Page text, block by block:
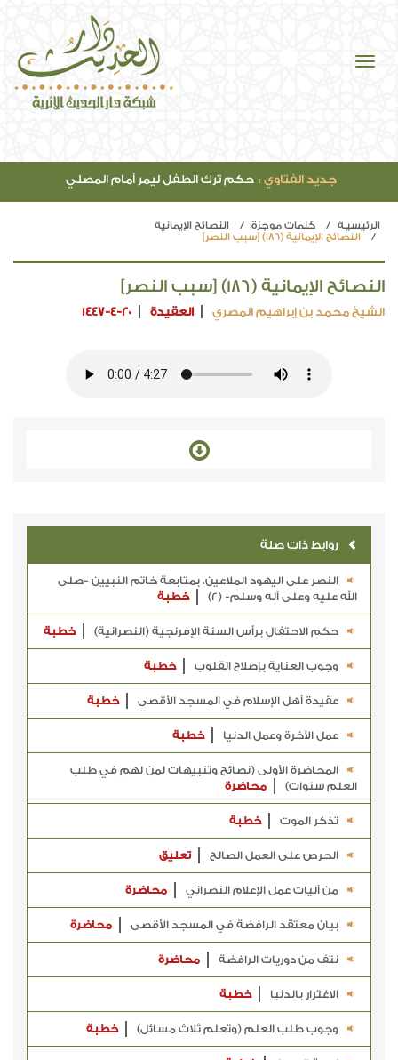
جديد الفتاوي : حكم ترك الطفل ليمر أمام المصلي
الرئيسيـة كلمات موجزة
النصائح الإيمانية
النصائح الإيمانية (186) [سبب النصر]
النصائح الإيمانية (186) [سبب النصر]
الشيخ محمد بن إبراهيم المصري العقيدة 1447-4-20
روابط ذات صلة
النصر على اليهود الملاعين، بمتابعة خاتم النبيين -صلى
الله عليه وعلى آله وسلم- (2)
خطبة
حكم الاحتفال برأس السنة الإفرنجية (النصرانية) خطبة
وجوب العناية بإصلاح القلوب خطبة
عقيدة أهل الإسلام في المسجد الأقصى خطبة
عمل الآخرة وعمل الدنيا خطبة
المحاضرة الأولى (نصائح وتنبيهات لمن لهم في طلب
العلم سنوات)
محاضرة
تذكر الموت خطبة
الحرص على العمل الصالح تعليق
من آليات عمل الإعلام النصراني محاضرة
بيان معتقد الرافضة في المسجد الأقصى محاضرة
نتف من دوريات الرافضة محاضرة
الاغترار بالدنيا خطبة
وجوب طلب العلم (وتعلم ثلاث مسائل) خطبة